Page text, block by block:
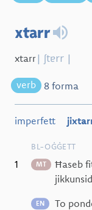
xtarr
xtarr| ʃtɐrr |
verb 8 forma
imperfett
BL-OĠĠETT
1 MT
Ħaseb
EN
To